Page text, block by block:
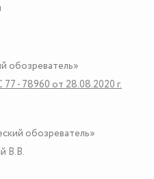
обозреватель»
- 78960 от 28.08.2020 г.
обозреватель»
В.В.